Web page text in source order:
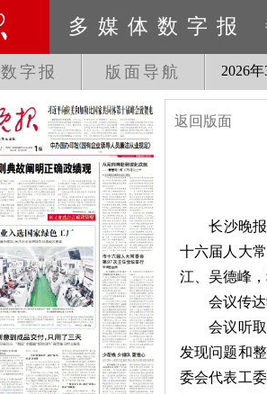
多媒体数字报
数字报 版面导航 2026年
返回版面
长沙晚报3
十六届人大
江、吴德峰
会议传达学
会议听取了
发现问题和
委会代表工